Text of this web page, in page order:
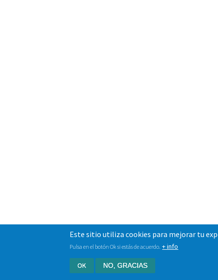
Este sitio utiliza cookies para mejorar tu
Pulsa en el botón Ok si estás de acuerdo. + info
OK NO, GRACIAS